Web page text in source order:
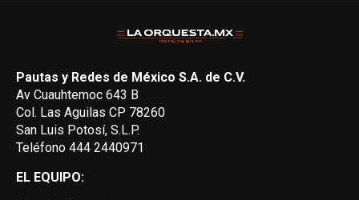
Pautas y Redes de México S.A. de C.V.
Av Cuauhtemoc 643 B
Col. Las Aguilas CP 78260
San Luis Potosí, S.L.P.
Teléfono 444 2440971
EL EQUIPO: